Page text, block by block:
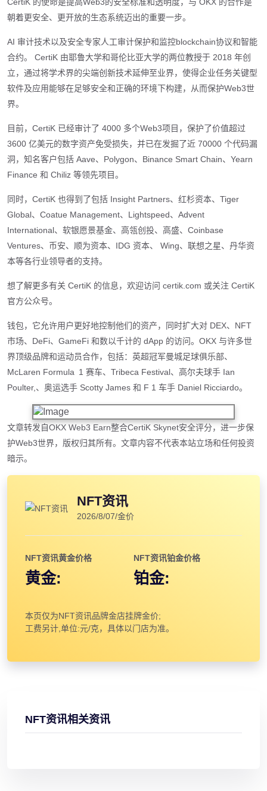
朝着更安全、更开放的生态系统迈出的重要一步。
AI 审计技术以及安全专家人工审计保护和监控blockchain协议和智能
合约。 CertiK 由耶鲁大学和哥伦比亚大学的两位教授于 2018 年创
立，通过将学术界的尖端创新技术延伸至业界，使得企业任务关键型
软件及应用能够在足够安全和正确的环境下构建，从而保护Web3世
界。
目前，CertiK 已经审计了 4000 多个Web3项目，保护了价值超过
3600 亿美元的数字资产免受损失，并已在发掘了近 70000 个代码漏
洞，知名客户包括 Aave、Polygon、Binance Smart Chain、Yearn
Finance 和 Chiliz 等领先项目。
同时，CertiK 也得到了包括 Insight Partners、红杉资本、Tiger
Global、Coatue Management、Lightspeed、Advent
International、软银愿景基金、高瓴创投、高盛、Coinbase
Ventures、币安、顺为资本、IDG 资本、 Wing、联想之星、丹华资
本等各行业领导者的支持。
想了解更多有关 CertiK 的信息，欢迎访问 certik.com 或关注 CertiK
官方公众号。
钱包，它允许用户更好地控制他们的资产，同时扩大对 DEX、NFT
市场、DeFi、GameFi 和数以千计的 dApp 的访问。OKX 与许多世
界顶级品牌和运动员合作，包括：英超冠军曼城足球俱乐部、
McLaren Formula 1 赛车、Tribeca Festival、高尔夫球手 Ian
Poulter,、奥运选手 Scotty James 和 F 1 车手 Daniel Ricciardo。
文章转发自OKX Web3 Earn整合CertiK Skynet安全评分，进一步保
护Web3世界，版权归其所有。文章内容不代表本站立场和任何投资
暗示。
NFT资讯
2026/8/07/金价
NFT资讯黄金价格
黄金:
NFT资讯铂金价格
铂金:
本页仅为NFT资讯品牌金店挂牌金价;
工费另计,单位:元/克，具体以门店为准。
NFT资讯相关资讯